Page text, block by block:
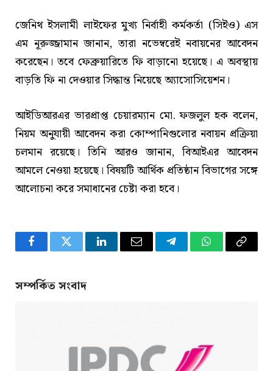
জেনিথ ইসলামী লাইফের মুখ্য নির্বাহী কর্মকর্তা (সিইও) এস
এম নূরুজ্জামান জানান, তারা নভেম্বরেই নবায়নের আবেদন
করেছেন। তবে ফেব্রুয়ারিতে ফি বাড়ানো হয়েছে। এ অবস্থায়
বাড়তি ফি না দেওয়ার সিদ্ধান্ত নিয়েছে অ্যাসোসিয়েশন।
আইডিআরএর ভারপ্রাপ্ত চেয়ারম্যান মো. ফজলুল হক বলেন,
নিয়ম অনুযায়ী আবেদন করা কোম্পানিগুলোর নবায়ন প্রক্রিয়া
চলমান রয়েছে। তিনি আরও জানান, বিআইএর আবেদন
আমলে নেওয়া হয়েছে। বিষয়টি আর্থিক প্রতিষ্ঠান বিভাগের সঙ্গে
আলোচনা করে সমাধানের চেষ্টা করা হবে।
FacebookTwitter LinkedInEmail TelegramWhatsApp
Copy
সম্পর্কিত সংবাদ